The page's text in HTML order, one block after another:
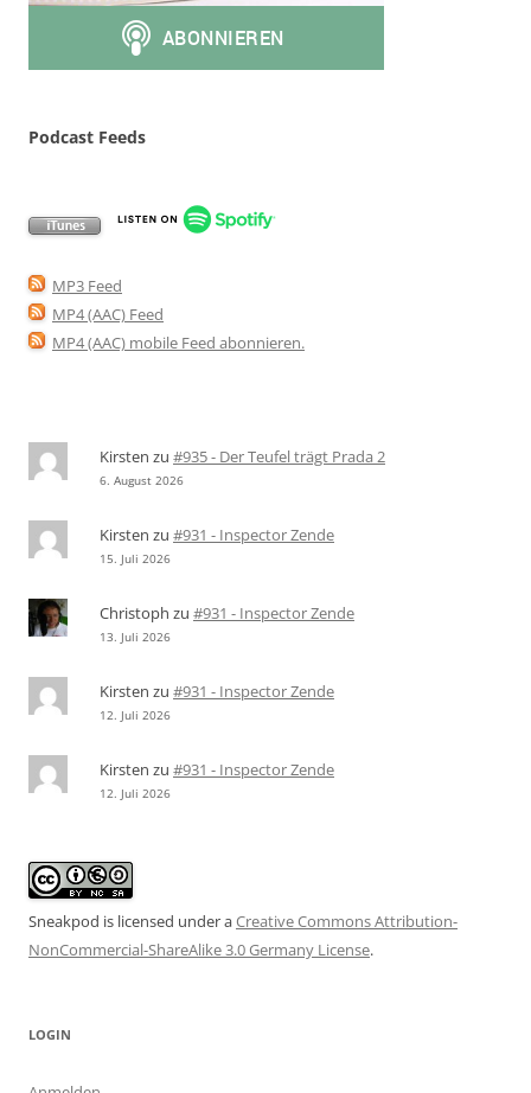
Podcast Feeds
MP3 Feed
MP4 (AAC) Feed
MP4 (AAC) mobile Feed abonnieren.
Kirsten zu #935 - Der Teufel trägt Prada 2
6. August 2026
Kirsten zu #931 - Inspector Zende
15. Juli 2026
Christoph zu #931 - Inspector Zende
13. Juli 2026
Kirsten zu #931 - Inspector Zende
12. Juli 2026
Kirsten zu #931 - Inspector Zende
12. Juli 2026
Sneakpod is licensed under aCreative Commons Attribution-
NonCommercial-ShareAlike 3.0 Germany License.
LOGIN